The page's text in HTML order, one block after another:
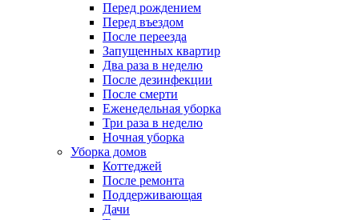
Перед рождением
Перед въездом
После переезда
Запущенных квартир
Два раза в неделю
После дезинфекции
После смерти
Еженедельная уборка
Три раза в неделю
Ночная уборка
Уборка домов
Коттеджей
После ремонта
Поддерживающая
Дачи